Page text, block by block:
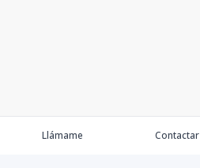
Llámame Contactar